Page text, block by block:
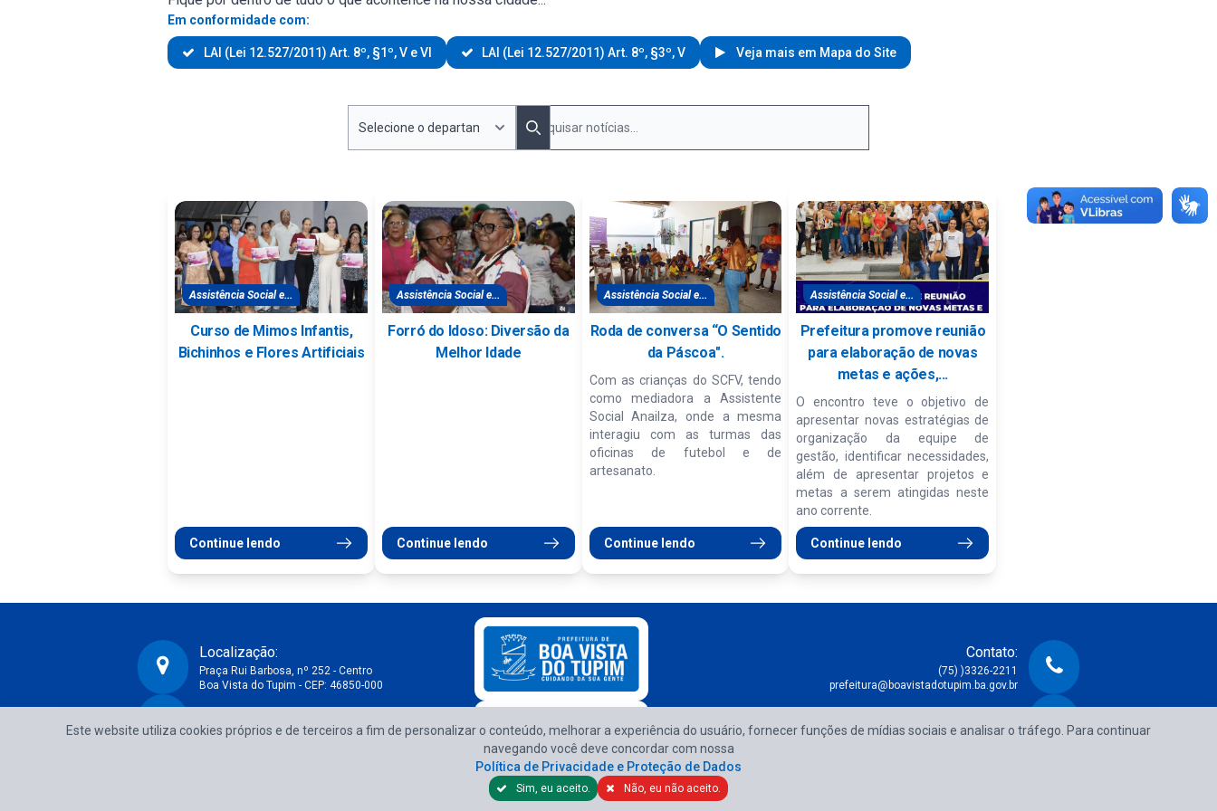
Em conformidade com:
LAI (Lei 12.527/2011) Art. 8º, §1º, V e VI LAI (Lei 12.527/2011) Art. 8º, §3º, V Veja mais em Mapa do Site
Assistência Social e...
Curso de Mimos Infantis,
Bichinhos e Flores Artificiais
Continue lendo
Assistência Social e...
Forró do Idoso: Diversão da
Melhor Idade
Continue lendo
Assistência Social e...
Roda de conversa “O Sentido
da Páscoa".
Com as crianças do SCFV, tendo
como mediadora a Assistente
Social Anailza, onde a mesma
interagiu com as turmas das
oficinas de futebol e de
artesanato.
Continue lendo
Assistência Social e...
Prefeitura promove reunião
para elaboração de novas
metas e ações,...
O encontro teve o objetivo de
apresentar novas estratégias de
organização da equipe de
gestão, identificar necessidades,
além de apresentar projetos e
metas a serem atingidas neste
ano corrente.
Continue lendo
Localização:
Praça Rui Barbosa, nº 252 - Centro
Boa Vista do Tupim - CEP: 46850-000
13.718.176/0001-25
Contato:
(75) )3326-2211
prefeitura@boavistadotupim.ba.gov.br
Atendimento de Segunda à Sexta das 08:00h às 14:00h
Política de Privacidade e Proteção de Dados
Este website utiliza cookies próprios e de terceiros a fim de personalizar o conteúdo, melhorar a experiência do usuário, fornecer funções de mídias sociais e analisar o tráfego. Para continuar
navegando você deve concordar com nossa
Política de Privacidade e Proteção de Dados
Sim, eu aceito. Não, eu não aceito.